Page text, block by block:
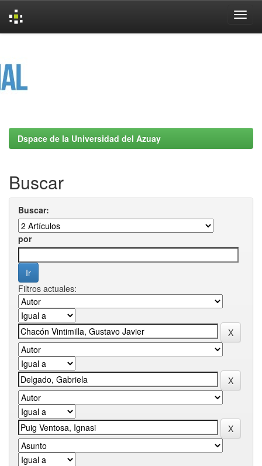
Dspace de la Universidad del Azuay
Buscar
Buscar:
por
Filtros actuales: